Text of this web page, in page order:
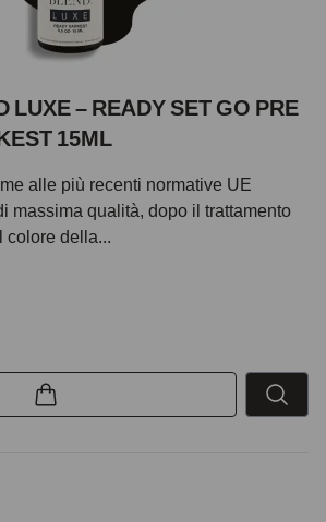
LUXE – READY SET GO PRE
15ML
alle più recenti normative UE
massima qualità, dopo il trattamento
colore della...